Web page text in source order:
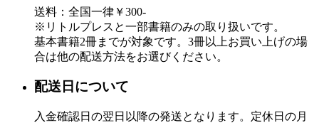
送料：全国一律￥300-
※リトルプレスと一部書籍のみの取り扱いです。
基本書籍2冊までが対象です。3冊以上お買い上げの場
合は他の配送方法をお選びください。
配送日について
入金確認日の翌日以降の発送となります。定休日の月